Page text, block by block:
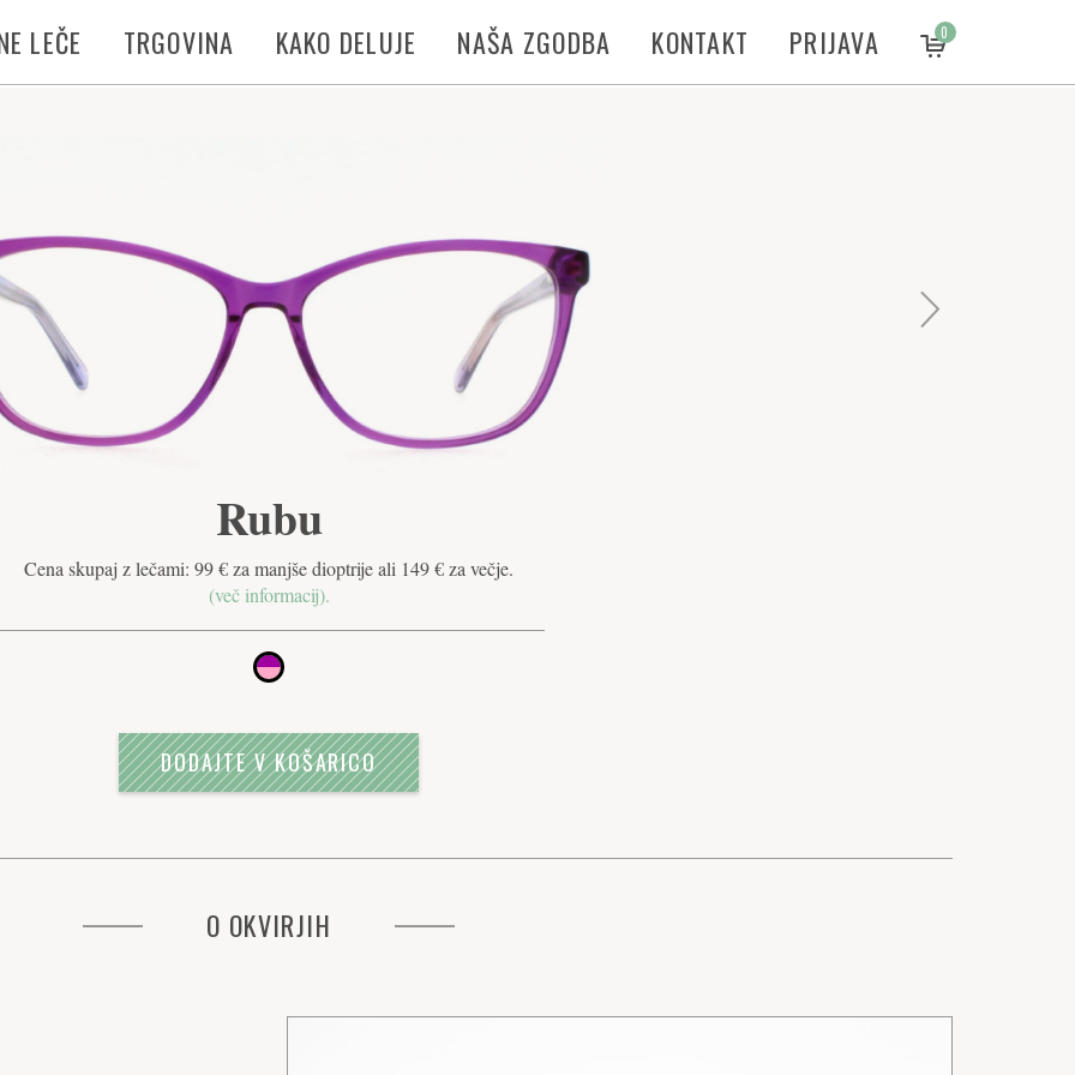
LEČE TRGOVINA KAKO DELUJE NAŠA ZGODBA KONTAKT PRIJAVA 0
Rubu
Cena skupaj z lečami: 99 € za manjše dioptrije ali 149 € za večje.
(več informacij).
DODAJTE V KOŠARICO
O OKVIRJIH